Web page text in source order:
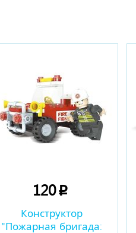
120p
Конструктор
"Пожарная бригада: